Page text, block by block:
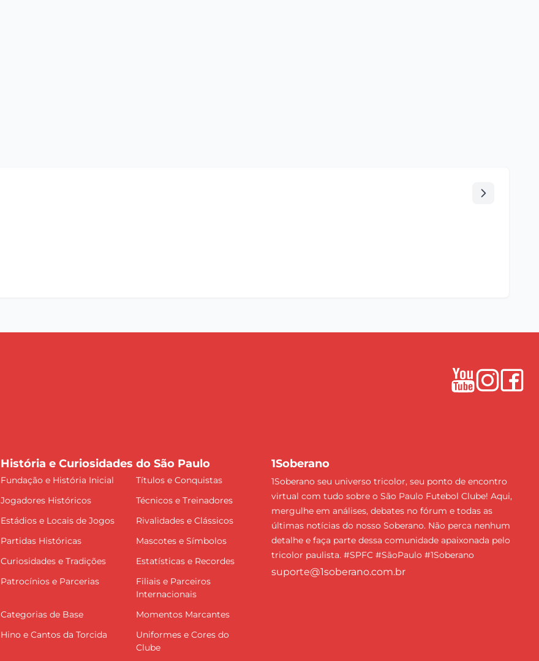
História e Curiosidades do São Paulo
Fundação e História Inicial
Títulos e Conquistas
Jogadores Históricos
Técnicos e Treinadores
Estádios e Locais de Jogos
Rivalidades e Clássicos
Partidas Históricas
Mascotes e Símbolos
Curiosidades e Tradições
Estatísticas e Recordes
Patrocínios e Parcerias
Filiais e Parceiros
Internacionais
Categorias de Base
Momentos Marcantes
Hino e Cantos da Torcida
Uniformes e Cores do
Clube
1Soberano
1Soberano seu universo tricolor, seu ponto de encontro
virtual com tudo sobre o São Paulo Futebol Clube! Aqui,
mergulhe em análises, debates no fórum e todas as
últimas notícias do nosso Soberano. Não perca nenhum
detalhe e faça parte dessa comunidade apaixonada pelo
tricolor paulista. #SPFC #SãoPaulo #1Soberano
suporte@1soberano.com.br